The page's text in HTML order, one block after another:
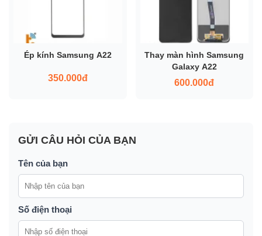
Ép kính Samsung A22
350.000đ
Thay màn hình Samsung
Galaxy A22
600.000đ
GỬI CÂU HỎI CỦA BẠN
Tên của bạn
Số điện thoại